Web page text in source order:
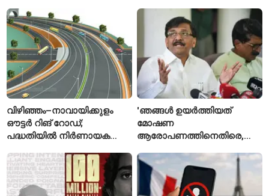
ഫൈനലിൽ
വിഴിഞ്ഞം–നാവായിക്കുളം
ഔട്ടർ റിങ് റോഡ്;
പദ്ധതിയിൽ നിർണായക
വിശദീകരണം
'ഞങ്ങൾ ഉയർത്തിയത്
മോഷണ
ആരോപണത്തിനെതിരെ,
റിജിജുവിന് മറുപടിയുമായി
സഞ്ജയ് റാവത്ത്